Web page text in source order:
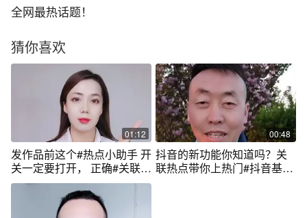
全网最热话题！
猜你喜欢
01:12
发作品前这个#热点小助手 开
关一定要打开， 正确#关联热
点 可以助作品#上热门 赶快
去试试吧#教程#热点小助手#
开启热点关联 #抖音用法教学
00:48
抖音的新功能你知道吗？关
联热点带你上热门#抖音基础